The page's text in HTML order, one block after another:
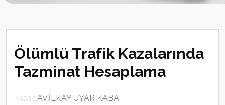
Ölümlü Trafik Kazalarında
Tazminat Hesaplama
Yazar: AV.İLKAY UYAR KABA